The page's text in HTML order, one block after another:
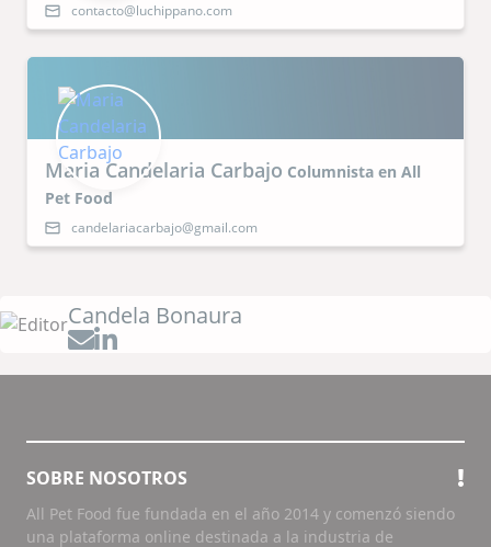
contacto@luchippano.com
Maria Candelaria Carbajo Columnista en All
Pet Food
candelariacarbajo@gmail.com
Candela Bonaura
SOBRE NOSOTROS
All Pet Food fue fundada en el año 2014 y comenzó siendo
una plataforma online destinada a la industria de